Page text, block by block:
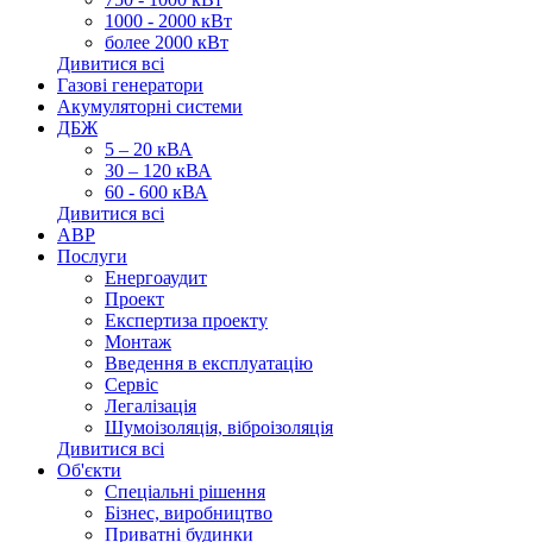
1000 - 2000 кВт
более 2000 кВт
Дивитися всі
Газові генератори
Акумуляторні системи
ДБЖ
5 – 20 кВА
30 – 120 кВА
60 - 600 кВА
Дивитися всі
АВР
Послуги
Енергоаудит
Проект
Експертиза проекту
Монтаж
Введення в експлуатацію
Сервіс
Легалізація
Шумоізоляція, віброізоляція
Дивитися всі
Об'єкти
Спеціальні рішення
Бізнес, виробництво
Приватні будинки